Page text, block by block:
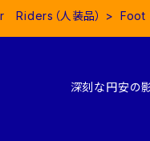
Riders（人装品） Foot
深刻な円安の